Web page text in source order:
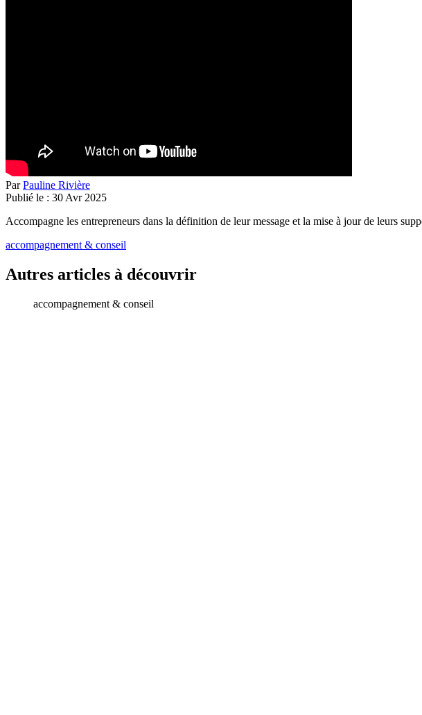
ParPauline Rivière
Publié le : 30 Avr 2025
Accompagne les entrepreneurs dans la définition de leur message et la mise à jour de leurs
accompagnement & conseil
Autres articles à découvrir
accompagnement & conseil